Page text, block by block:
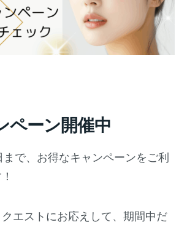
ペーン開催中
まで、お得なキャンペーンをご利
エストにお応えして、期間中だ